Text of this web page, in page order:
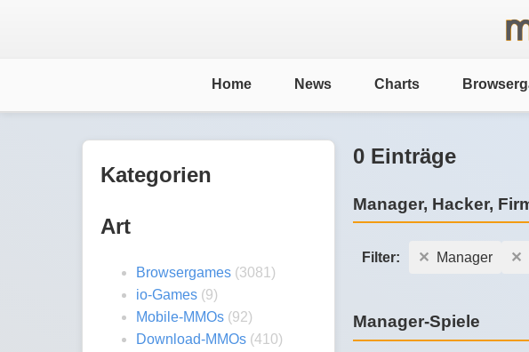
Home News Charts
Kategorien
Art
Browsergames (3081)
io-Games (9)
Mobile-MMOs (92)
Download-MMOs (410)
0 Einträge
Manager, Hacker,
Filter: Manager
Manager-Spiele